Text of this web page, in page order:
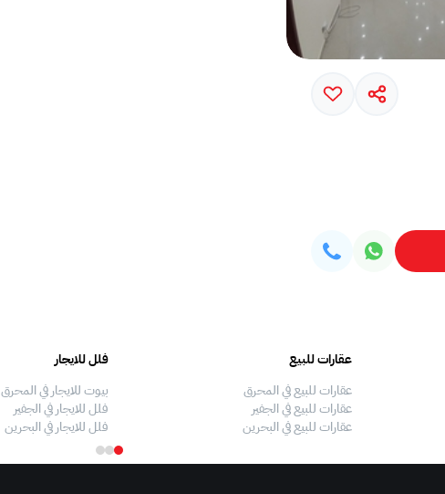
عقارات للبيع
عقارات للبيع في المحرق
عقارات للبيع في الجفير
عقارات للبيع في البحرين
فلل للايجار
بيوت للايجار في المحرق
فلل للايجار في الجفير
فلل للايجار في البحرين